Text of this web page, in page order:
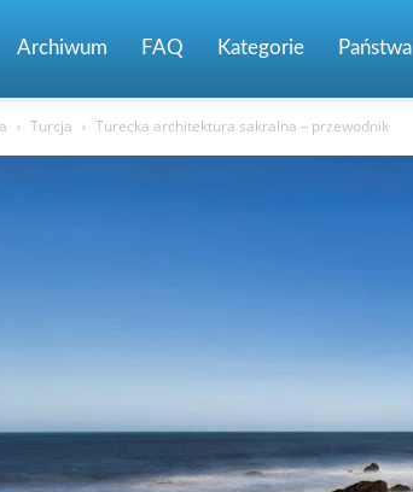
Archiwum FAQ Kategorie Państwa
Turcja Turecka architektura sakralna – przewodnik